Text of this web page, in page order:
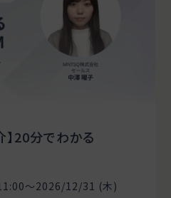
】20分でわかる
〜2026/12/31 (木)